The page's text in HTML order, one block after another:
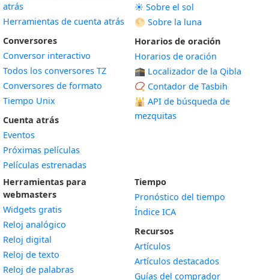
atrás
Herramientas de cuenta atrás
Conversores
Conversor interactivo
Todos los conversores TZ
Conversores de formato
Tiempo Unix
Cuenta atrás
Eventos
Próximas películas
Películas estrenadas
☀️ Sobre el sol
🌕 Sobre la luna
Horarios de oración
Horarios de oración
🕋 Localizador de la Qibla
📿 Contador de Tasbih
🕌 API de búsqueda de
mezquitas
Herramientas para
webmasters
Widgets gratis
Reloj analógico
Reloj digital
Reloj de texto
Reloj de palabras
Tiempo
Pronóstico del tiempo
Índice ICA
Recursos
Artículos
Artículos destacados
Guías del comprador